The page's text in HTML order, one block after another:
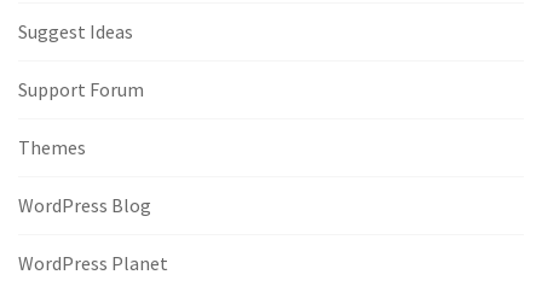
Suggest Ideas
Support Forum
Themes
WordPress Blog
WordPress Planet